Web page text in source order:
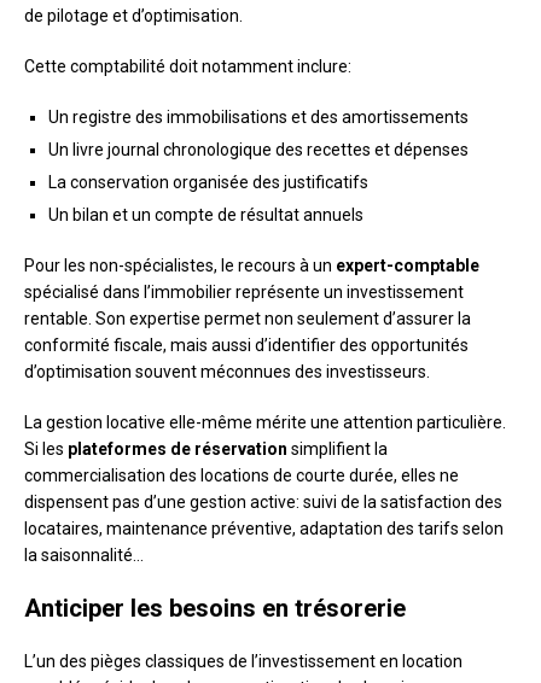
de pilotage et d’optimisation.
Cette comptabilité doit notamment inclure:
Un registre des immobilisations et des amortissements
Un livre journal chronologique des recettes et dépenses
La conservation organisée des justificatifs
Un bilan et un compte de résultat annuels
Pour les non-spécialistes, le recours à un expert-comptable
spécialisé dans l’immobilier représente un investissement
rentable. Son expertise permet non seulement d’assurer la
conformité fiscale, mais aussi d’identifier des opportunités
d’optimisation souvent méconnues des investisseurs.
La gestion locative elle-même mérite une attention particulière.
Si les plateformes de réservation simplifient la
commercialisation des locations de courte durée, elles ne
dispensent pas d’une gestion active: suivi de la satisfaction des
locataires, maintenance préventive, adaptation des tarifs selon
la saisonnalité…
Anticiper les besoins en trésorerie
L’un des pièges classiques de l’investissement en location